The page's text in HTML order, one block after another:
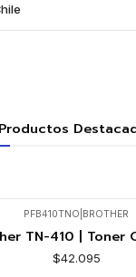
Productos
PFB410TNO BROTHER
TN-410 | Toner
$42.095